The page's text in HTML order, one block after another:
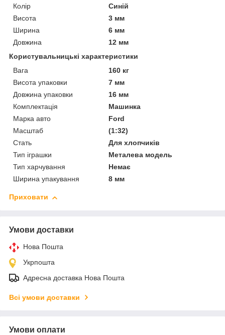
Колір
Синій
Висота
3 мм
Ширина
6 мм
Довжина
12 мм
Користувальницькі характеристики
Вага
160 кг
Висота упаковки
7 мм
Довжина упаковки
16 мм
Комплектація
Машинка
Марка авто
Ford
Масштаб
(1:32)
Стать
Для хлопчиків
Тип іграшки
Металева модель
Тип харчування
Немає
Ширина упакування
8 мм
Приховати
Умови доставки
Нова Пошта
Укрпошта
Адресна доставка Нова Пошта
Всі умови доставки
Умови оплати